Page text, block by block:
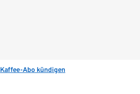
Kaffee-Abo kündigen